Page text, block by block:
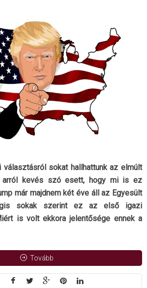
sokat hallhattunk az elmúlt
arról kevés szó esett, hogy mi is ez
már majdnem két éve áll az Egyesült
sokak szerint ez az első igazi
is volt ekkora jelentősége ennek a
Tovább